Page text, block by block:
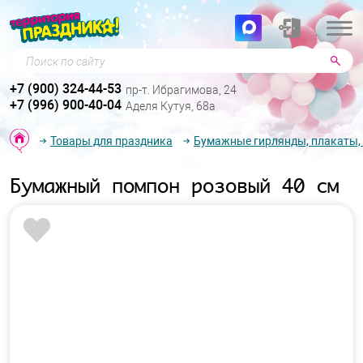
Поиск по сайту
+7 (900) 324-44-53 пр-т. Ибрагимова, 24
+7 (996) 900-40-04 Аделя Кутуя, 68а
Товары для праздника Бумажные гирлянды,
Бумажный помпон розовый 40 см